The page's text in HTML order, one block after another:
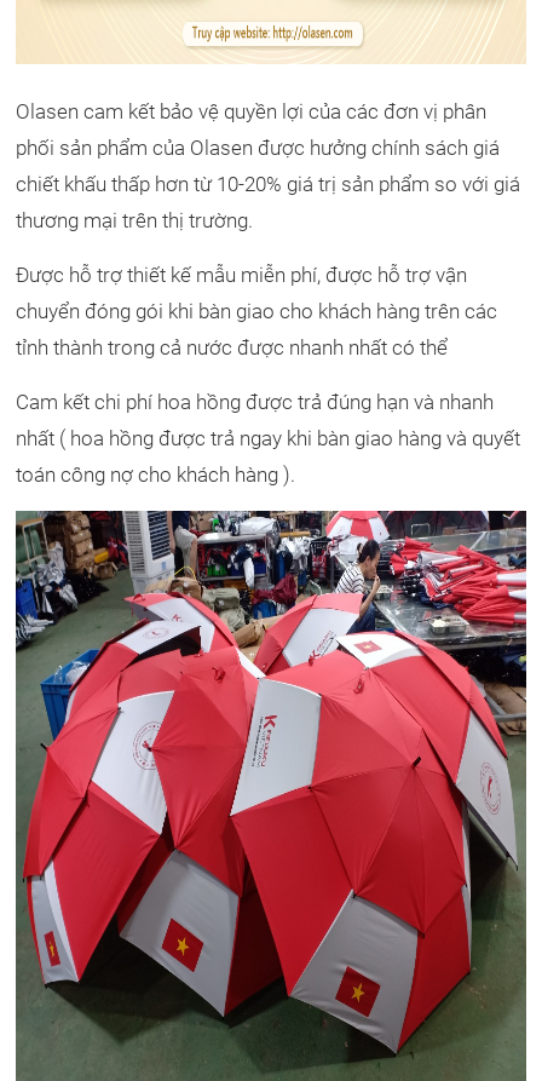
Olasen cam kết bảo vệ quyền lợi của các đơn vị phân
phối sản phẩm của Olasen được hưởng chính sách giá
chiết khấu thấp hơn từ 10-20% giá trị sản phẩm so với giá
thương mại trên thị trường.
Được hỗ trợ thiết kế mẫu miễn phí, được hỗ trợ vận
chuyển đóng gói khi bàn giao cho khách hàng trên các
tỉnh thành trong cả nước được nhanh nhất có thể
Cam kết chi phí hoa hồng được trả đúng hạn và nhanh
nhất ( hoa hồng được trả ngay khi bàn giao hàng và quyết
toán công nợ cho khách hàng ).